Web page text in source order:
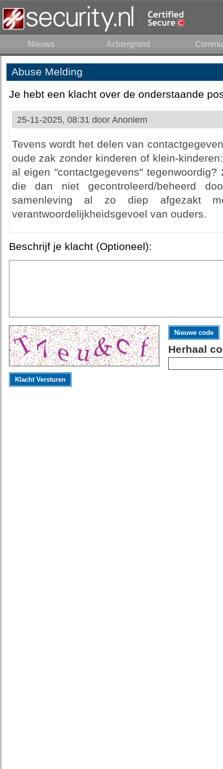
Nieuws Achtergrond
Abuse Melding
Je hebt een klacht over de onderstaande
25-11-2025, 08:31 door Anoniem
Tevens wordt het delen van
oude zak zonder kinderen of klein-
al eigen "contactgegevens"
die dan niet gecontroleerd/beheerd
samenleving al zo diep afgezakt
verantwoordelijkheidsgevoel van ouders.
Beschrijf je klacht (Optioneel):
Nieuwe code
Herhaal
Klacht Versturen